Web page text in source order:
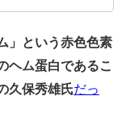
」という赤色色素
ヘム蛋白であるこ
久保秀雄氏だっ